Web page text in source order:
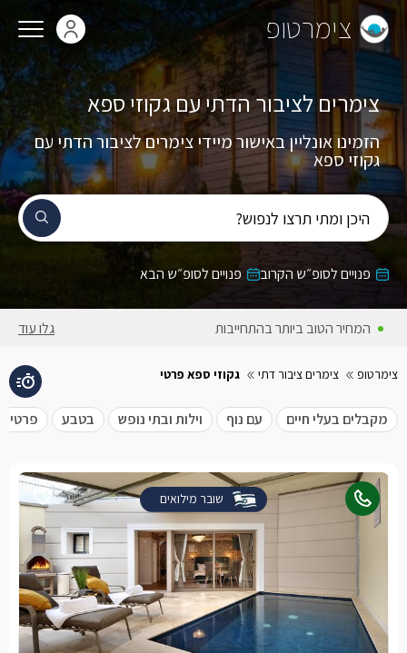
צימרטופ
היכן ומתי תרצו לנפוש?
צימרים לציבור הדתי עם גקוזי ספא
הזמינו אונליין באישור מיידי צימרים לציבור הדתי עם
גקוזי ספא
פנויים לסופ״ש הקרוב פנויים לסופ״ש הבא
המחירים באתר כוללים מע״מ גלו עוד
צימרטופ צימרים ציבור דתי גקוזי ספא פרטי
מקבלים בעלי חיים עם נוף וילות ובתי נופש בטבע
שובר מילואים